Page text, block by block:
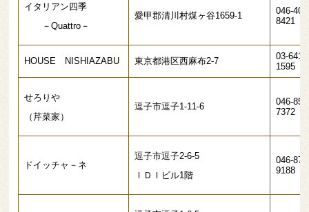
イタリアン四季
－Quattro－
愛甲郡清川村煤ヶ谷1659-1
046-
8421
HOUSE NISHIAZABU 東京都港区西麻布2-7
03-
1595
せろりや
（芹菜家）
逗子市逗子1-11-6
046-
7372
ドイッチャ－ネ
逗子市逗子2-6-5
ＩＤＩビル1階
046-
9188